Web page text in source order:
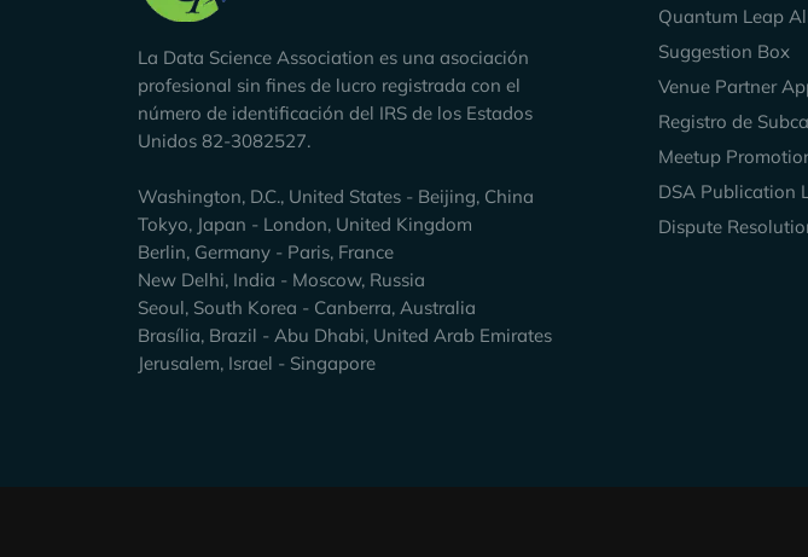
La Data Science Association es una asociación
profesional sin fines de lucro registrada con el
número de identificación del IRS de los Estados
Unidos 82-3082527.
Washington, D.C., United States - Beijing, China
Tokyo, Japan - London, United Kingdom
Berlin, Germany - Paris, France
New Delhi, India - Moscow, Russia
Seoul, South Korea - Canberra, Australia
Brasília, Brazil - Abu Dhabi, United Arab Emirates
Jerusalem, Israel - Singapore
Quantum Leap
Suggestion Box
Venue Partner
Registro de
Meetup
DSA Publication
Dispute